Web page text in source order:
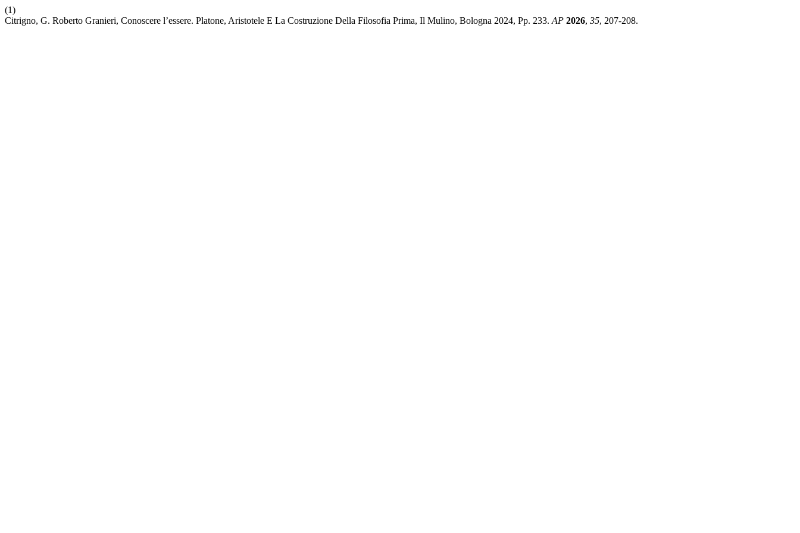
(1)
Citrigno, G. Roberto Granieri, Conoscere l’essere. Platone, Aristotele E La Costruzione Della Filosofia Prima, Il Mulino, Bologna 2024, Pp. 233. AP 2026, 35, 207-208.